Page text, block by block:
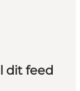
dit feed